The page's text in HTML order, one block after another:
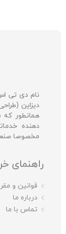
نام دی تی
دیزاین
همانطور
دهنده
مخصوصا
راهنمای
قوانین و
درباره ما
تماس با ما